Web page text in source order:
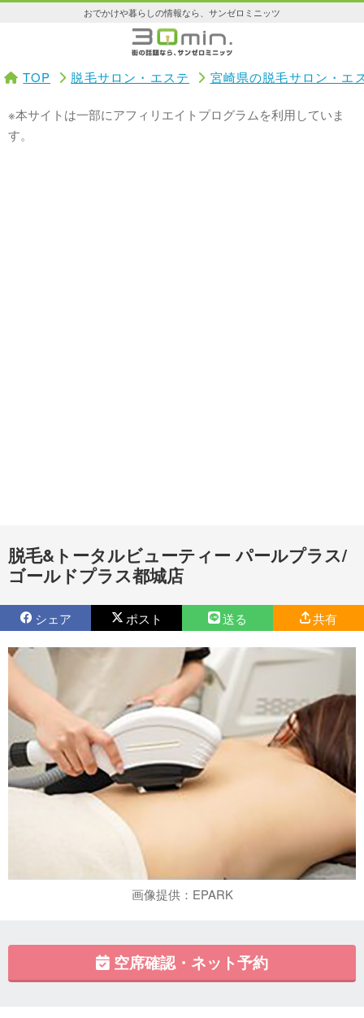
おでかけや暮らしの情報なら、サンゼロミニッツ
TOP 脱毛サロン・エステ 宮崎県の脱毛サロン・エ
※本サイトは一部にアフィリエイトプログラムを利用していま
す。
脱毛&トータルビューティー パールプラス/
ゴールドプラス都城店
シェア ポスト 送る 共有
画像提供：EPARK
空席確認・ネット予約